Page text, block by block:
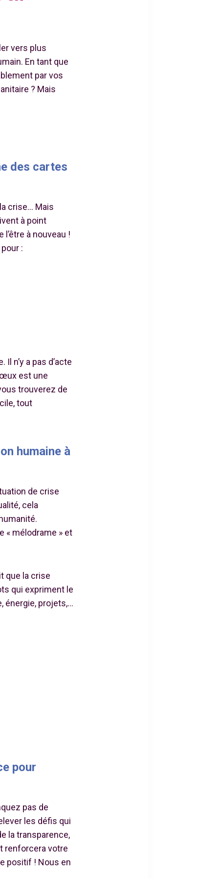
vers plus
En tant que
par vos
? Mais
des cartes
crise… Mais
à point
à nouveau !
:
n’y a pas d’acte
est une
trouverez de
tout
humaine à
de crise
cela
« mélodrame » et
que la crise
qui expriment le
énergie, projets,…
pour
pas de
les défis qui
la transparence,
renforcera votre
positif ! Nous en